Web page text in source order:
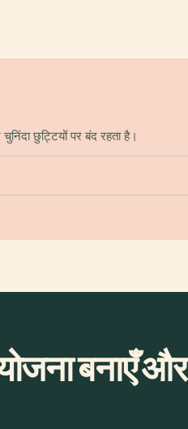
छुट्टियों पर बंद रहता है।
बनाएँ और